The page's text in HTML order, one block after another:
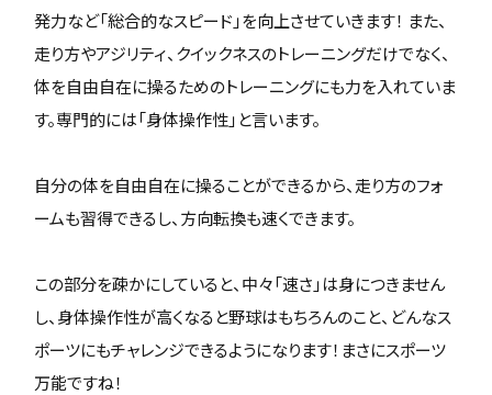
発力など「総合的なスピード」を向上させていきます！ また、
走り方やアジリティ、クイックネスのトレーニングだけでなく、
体を自由自在に操るためのトレーニングにも力を入れていま
す。専門的には「身体操作性」と言います。
自分の体を自由自在に操ることができるから、走り方のフォ
ームも習得できるし、方向転換も速くできます。
この部分を疎かにしていると、中々「速さ」は身につきません
し、身体操作性が高くなると野球はもちろんのこと、どんなス
ポーツにもチャレンジできるようになります！まさにスポーツ
万能ですね！